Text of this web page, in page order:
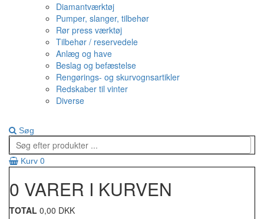
Diamantværktøj
Pumper, slanger, tilbehør
Rør press værktøj
Tilbehør / reservedele
Anlæg og have
Beslag og befæstelse
Rengørings- og skurvognsartikler
Redskaber til vinter
Diverse
Søg
Kurv 0
0 VARER I KURVEN
TOTAL 0,00 DKK